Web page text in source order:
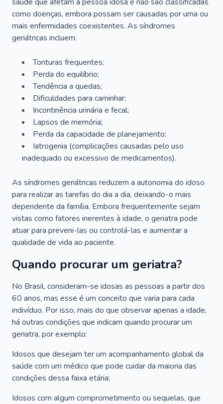
como doenças, embora possam ser causadas por uma ou
mais enfermidades coexistentes. As síndromes
geriátricas incluem:
Tonturas frequentes;
Perda do equilíbrio;
Tendência a quedas;
Dificuldades para caminhar;
Incontinência urinária e fecal;
Lapsos de memória;
Perda da capacidade de planejamento;
Iatrogenia (complicações causadas pelo uso
inadequado ou excessivo de medicamentos).
As síndromes geriátricas reduzem a autonomia do idoso
para realizar as tarefas do dia a dia, deixando-o mais
dependente da família. Embora frequentemente sejam
vistas como fatores inerentes à idade, o geriatra pode
atuar para preveni-las ou controlá-las e aumentar a
qualidade de vida ao paciente.
Quando procurar um geriatra?
No Brasil, consideram-se idosas as pessoas a partir dos
60 anos, mas esse é um conceito que varia para cada
indivíduo. Por isso, mais do que observar apenas a idade,
há outras condições que indicam quando procurar um
geriatra, por exemplo:
Idosos que desejam ter um acompanhamento global da
saúde com um médico que pode cuidar da maioria das
condições dessa faixa etária;
Idosos com algum comprometimento ou sequelas, que